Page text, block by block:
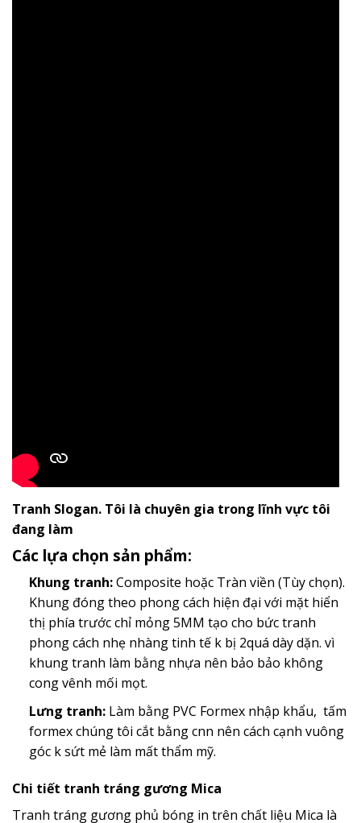
Tranh Slogan. Tôi là chuyên gia trong lĩnh vực tôi
đang làm
Các lựa chọn sản phẩm:
Khung tranh:Composite hoặc Tràn viền (Tùy chọn).
Khung đóng theo phong cách hiện đại với mặt hiển
thị phía trước chỉ mỏng 5MM tạo cho bức tranh
phong cách nhẹ nhàng tinh tế k bị 2quá dày dặn. vì
khung tranh làm bằng nhựa nên bảo bảo không
cong vênh mối mọt.
Lưng tranh:Làm bằng PVC Formex nhập khẩu, tấm
formex chúng tôi cắt bằng cnn nên cách cạnh vuông
góc k sứt mẻ làm mất thẩm mỹ.
Chi tiết tranh tráng gương Mica
Tranh tráng gương phủ bóng in trên chất liệu Mica là